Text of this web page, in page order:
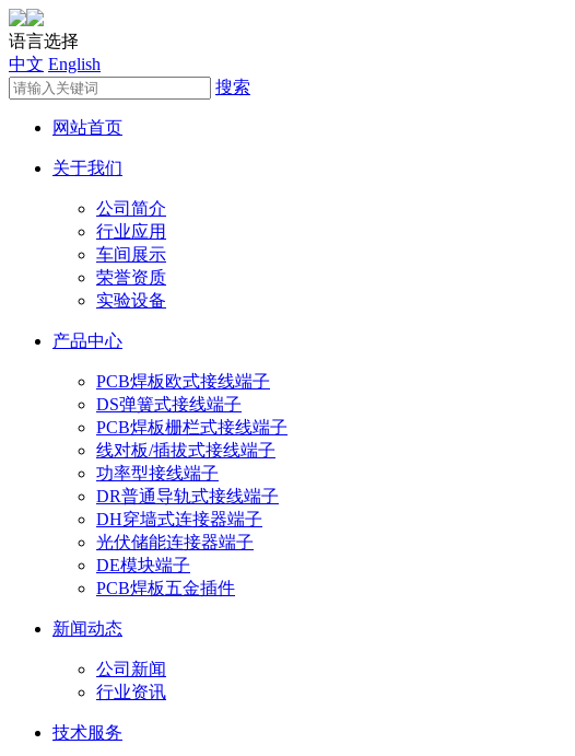
语言选择
中文 English
搜索
网站首页
关于我们
公司简介
行业应用
车间展示
荣誉资质
实验设备
产品中心
PCB焊板欧式接线端子
DS弹簧式接线端子
PCB焊板栅栏式接线端子
线对板/插拔式接线端子
功率型接线端子
DR普通导轨式接线端子
DH穿墙式连接器端子
光伏储能连接器端子
DE模块端子
PCB焊板五金插件
新闻动态
公司新闻
行业资讯
技术服务